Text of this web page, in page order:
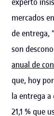
mercados
de entrega,
son
anual de
que, hoy
la entrega
21,1 % que